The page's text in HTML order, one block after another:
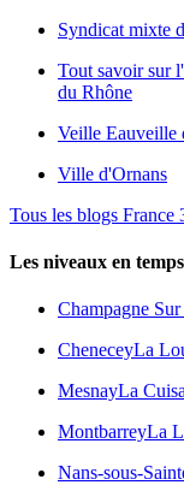
Syndicat mixte
Tout savoir sur
du Rhône
Veille Eauveille
Ville d'Ornans
Tous les blogs France
Les niveaux en
Champagne
CheneceyLa
MesnayLa
MontbarreyLa
Nans-sous-